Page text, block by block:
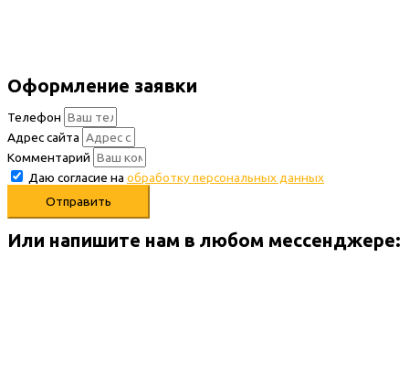
Оформление заявки
Телефон
Адрес сайта
Комментарий
Даю согласие на обработку персональных данных
Отправить
Или напишите нам в любом месcенджере: